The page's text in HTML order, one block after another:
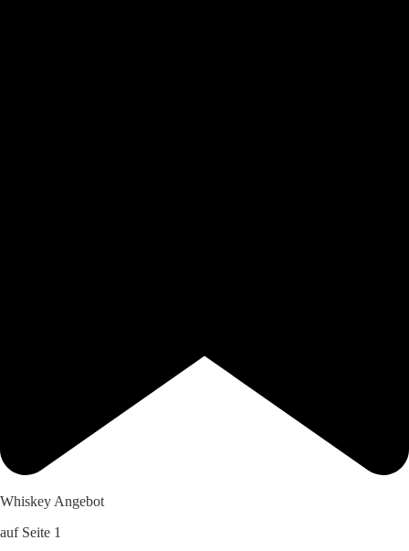
Whiskey Angebot
auf Seite 1